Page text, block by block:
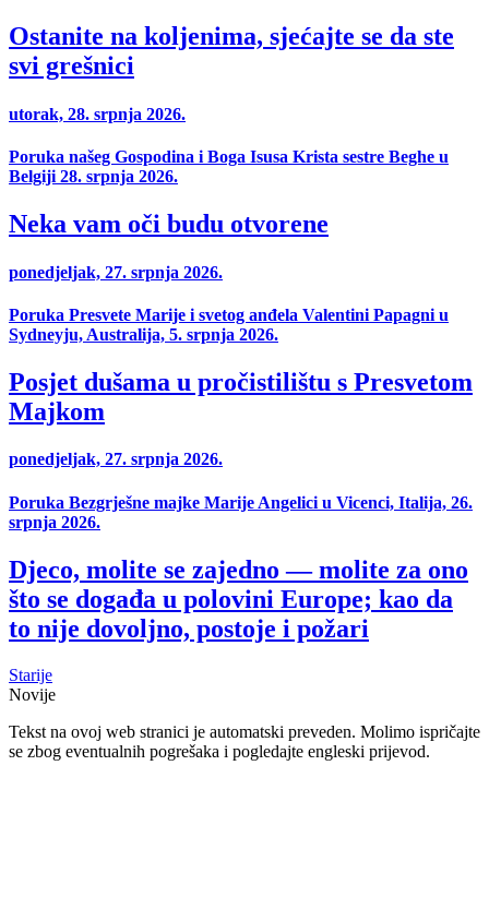
Ostanite na koljenima, sjećajte se da ste
svi grešnici
utorak, 28. srpnja 2026.
Poruka našeg Gospodina i Boga Isusa Krista sestre Beghe u
Belgiji 28. srpnja 2026.
Neka vam oči budu otvorene
ponedjeljak, 27. srpnja 2026.
Poruka Presvete Marije i svetog anđela Valentini Papagni u
Sydneyju, Australija, 5. srpnja 2026.
Posjet dušama u pročistilištu s Presvetom
Majkom
ponedjeljak, 27. srpnja 2026.
Poruka Bezgrješne majke Marije Angelici u Vicenci, Italija, 26.
srpnja 2026.
Djeco, molite se zajedno — molite za ono
što se događa u polovini Europe; kao da
to nije dovoljno, postoje i požari
Starije
Novije
Tekst na ovoj web stranici je automatski preveden. Molimo ispričajte
se zbog eventualnih pogrešaka i pogledajte engleski prijevod.